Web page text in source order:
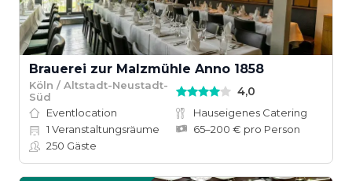
Brauerei zur Malzmühle Anno 1858
Köln / Altstadt-Neustadt-
Süd
4,0
Eventlocation
Hauseigenes Catering
1 Veranstaltungsräume
65–200 € pro Person
250 Gäste